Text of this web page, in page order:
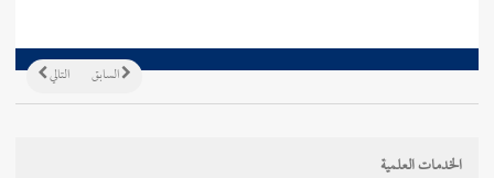
التالي السابق
الخدمات العلمية